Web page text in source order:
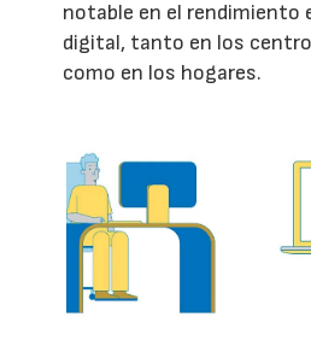
notable en el rendimiento
digital, tanto en los
como en los hogares.